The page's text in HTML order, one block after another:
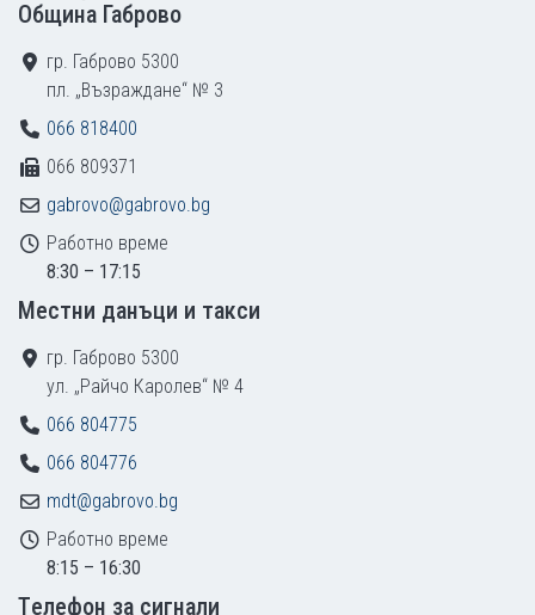
Община Габрово
гр. Габрово 5300
пл. „Възраждане“ № 3
066 818400
066 809371
gabrovo@gabrovo.bg
Работно време
8:30 – 17:15
Местни данъци и такси
гр. Габрово 5300
ул. „Райчо Каролев“ № 4
066 804775
066 804776
mdt@gabrovo.bg
Работно време
8:15 – 16:30
Tелефон за сигнали